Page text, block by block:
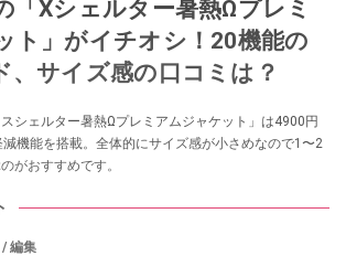
「Xシェルター暑熱Ωプレミ
ト」がイチオシ！20機能の
、サイズ感の口コミは？
シェルター暑熱Ωプレミアムジャケット」は4900円
機能を搭載。全体的にサイズ感が小さめなので1〜2
がおすすめです。
/ 編集